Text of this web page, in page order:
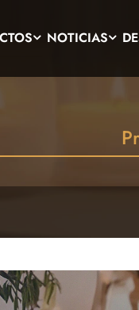
NOTICIAS